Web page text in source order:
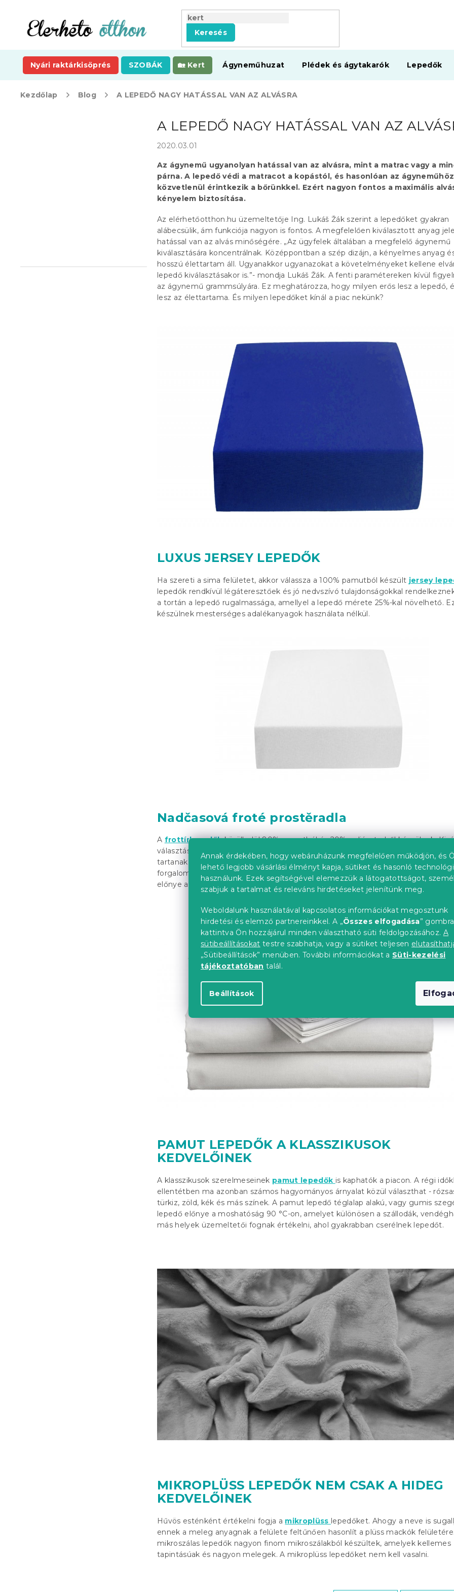
Annak érdekében, hogy webáruházunk megfelelően működjön, és
lehető legjobb vásárlási élményt kapja, sütiket és hasonló
használunk. Ezek segítségével elemezzük a látogatottságot,
szabjuk a tartalmat és releváns hirdetéseket jelenítünk meg.
Weboldalunk használatával kapcsolatos információkat megosztunk
hirdetési és elemző partnereinkkel. A „Összes elfogadása” gombra
kattintva Ön hozzájárul minden választható süti feldolgozásához. A
sütibeállításokat testre szabhatja, vagy a sütiket teljesen
„Sütibeállítások” menüben. További információkat a Süti-kezelési
tájékoztatóban talál.
Beállítások
tartalomhoz
Keresés
Nyári raktárkisöprés SZOBÁK Kert Ágyneműhuzat Plédek és ágytakarók Lepedők
Kezdőlap Blog A LEPEDŐ NAGY HATÁSSAL VAN AZ ALVÁSRA
A LEPEDŐ NAGY HATÁSSAL VAN AZ
2020.03.01
Az ágynemű ugyanolyan hatással van az alvásra, mint a matrac vagy a
párna. A lepedő védi a matracot a kopástól, és hasonlóan az
közvetlenül érintkezik a bőrünkkel. Ezért nagyon fontos a maximális
kényelem biztosítása.
Az elérhetőotthon.hu üzemeltetője Ing. Lukáš Žák szerint a lepedőket gyakran
alábecsülik, ám funkciója nagyon is fontos. A megfelelően kiválasztott anyag
hatással van az alvás minőségére. „Az ügyfelek általában a megfelelő ágynemű
kiválasztására koncentrálnak. Középpontban a szép dizájn, a kényelmes anyag
hosszú élettartam áll. Ugyanakkor ugyanazokat a követelményeket kellene
lepedő kiválasztásakor is.”- mondja Lukáš Žák. A fenti paramétereken kívül
az ágynemű grammsúlyára. Ez meghatározza, hogy milyen erős lesz a lepedő,
lesz az élettartama. És milyen lepedőket kínál a piac nekünk?
LUXUS JERSEY LEPEDŐK
Ha szereti a sima felületet, akkor válassza a 100% pamutból készült jersey
lepedők rendkívül légáteresztőek és jó nedvszívó tulajdonságokkal
a tortán a lepedő rugalmassága, amellyel a lepedő mérete 25%-kal növelhető.
készülnek mesterséges adalékanyagok használata nélkül.
Nadčasová froté prostěradla
A frottírlepedőkkörülbelül 80% pamutból és 20% poliészterből készülnek.
választás, különösen téli hónapokban, mert tökéletesen nedvszívóak és melegen
tartanak. Az esetek túlnyomó többségében a frottírlepedők feszes változatban
forgalomba, ügyelve arra, hogy jól illeszkedjenek a matrachoz. A frottírlepedők
előnye az egyszerű karbantartás. A frottírlepedők nem igényelnek vasalást.
PAMUT LEPEDŐK A KLASSZIKUSOK
KEDVELŐINEK
A klasszikusok szerelmeseinek pamut lepedők is kaphatók a piacon. A régi
ellentétben ma azonban számos hagyományos árnyalat közül választhat -
türkiz, zöld, kék és más színek. A pamut lepedő téglalap alakú, vagy gumis
lepedő előnye a moshatóság 90 °C-on, amelyet különösen a szállodák,
más helyek üzemeltetői fognak értékelni, ahol gyakrabban cserélnek lepedőt.
MIKROPLÜSS LEPEDŐK NEM CSAK A HIDEG
KEDVELŐINEK
Hűvös esténként értékelni fogja a mikroplüss lepedőket. Ahogy a neve is
ennek a meleg anyagnak a felülete feltűnően hasonlít a plüss mackók
mikroszálas lepedők nagyon finom mikroszálakból készültek, amelyek kellemes
tapintásúak és nagyon melegek. A mikroplüss lepedőket nem kell vasalni.